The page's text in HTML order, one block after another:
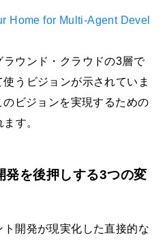
Home for Multi-Agent Devel
ウンド・クラウドの3層で
うビジョンが示されていま
ビジョンを実現するための
す。
発を後押しする3つの変
開発が現実化した直接的な